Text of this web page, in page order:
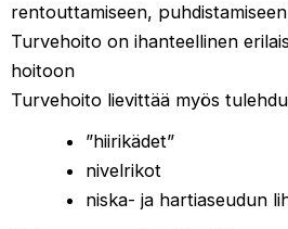
rentouttamiseen,
Turvehoito on ihanteellinen
hoitoon
Turvehoito lievittää myös
”hiirikädet”
nivelrikot
niska- ja hartiaseudun